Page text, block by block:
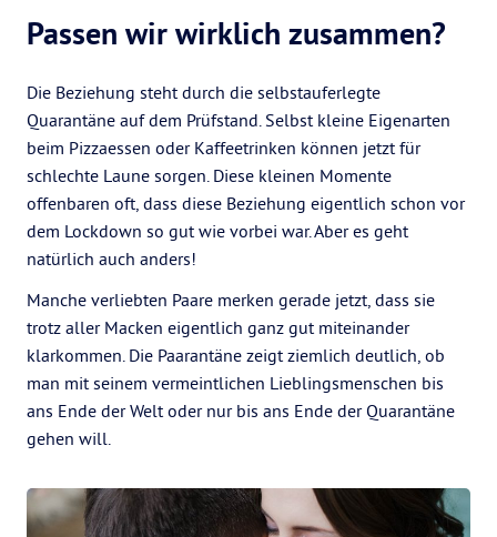
Passen wir wirklich zusammen?
Die Beziehung steht durch die selbstauferlegte
Quarantäne auf dem Prüfstand. Selbst kleine Eigenarten
beim Pizzaessen oder Kaffeetrinken können jetzt für
schlechte Laune sorgen. Diese kleinen Momente
offenbaren oft, dass diese Beziehung eigentlich schon vor
dem Lockdown so gut wie vorbei war. Aber es geht
natürlich auch anders!
Manche verliebten Paare merken gerade jetzt, dass sie
trotz aller Macken eigentlich ganz gut miteinander
klarkommen. Die Paarantäne zeigt ziemlich deutlich, ob
man mit seinem vermeintlichen Lieblingsmenschen bis
ans Ende der Welt oder nur bis ans Ende der Quarantäne
gehen will.